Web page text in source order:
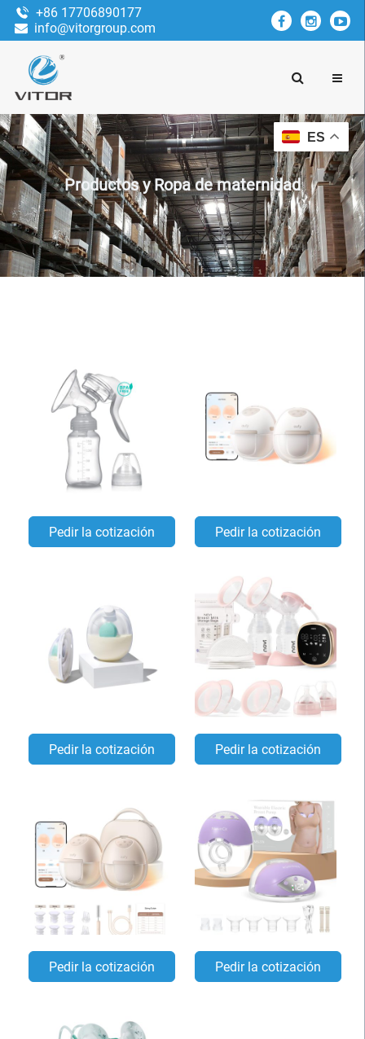
+86 17706890177
info@vitorgroup.com
Productos y Ropa de maternidad
Pedir la cotización Pedir la cotización
Pedir la cotización Pedir la cotización
Pedir la cotización Pedir la cotización
ES